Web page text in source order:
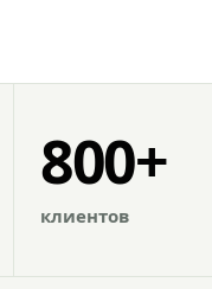
800+
клиентов